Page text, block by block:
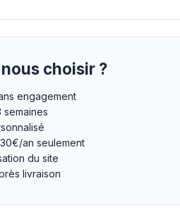
choisir ?
engagement
semaines
an seulement
du site
livraison